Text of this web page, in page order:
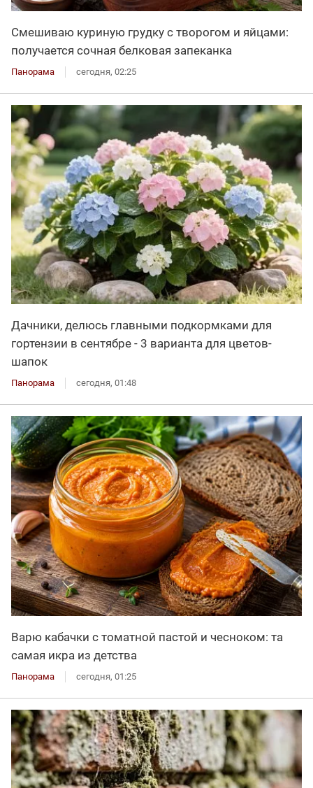
Смешиваю куриную грудку с творогом и яйцами:
получается сочная белковая запеканка
Панорама сегодня, 02:25
Дачники, делюсь главными подкормками для
гортензии в сентябре - 3 варианта для цветов-
шапок
Панорама сегодня, 01:48
Варю кабачки с томатной пастой и чесноком: та
самая икра из детства
Панорама сегодня, 01:25